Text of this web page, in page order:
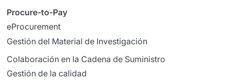
Procure-to-Pay
eProcurement
Gestión del Material de Investigación
Colaboración en la Cadena de Suministro
Gestión de la calidad